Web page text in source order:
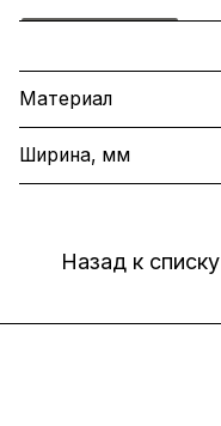
Материал
Ширина, мм
Назад к списку